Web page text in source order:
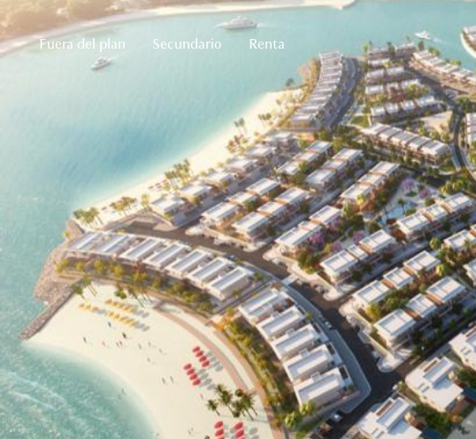
Fuera del plan Secundario Renta